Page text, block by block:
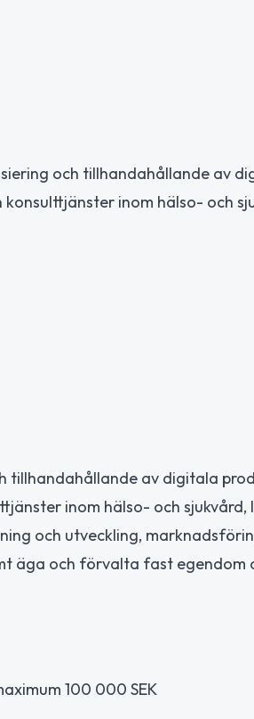
och tillhandahållande av
inom hälso- och
tillhandahållande av digitala
inom hälso- och sjukvård,
och utveckling,
äga och förvalta fast egendom
100 000 SEK